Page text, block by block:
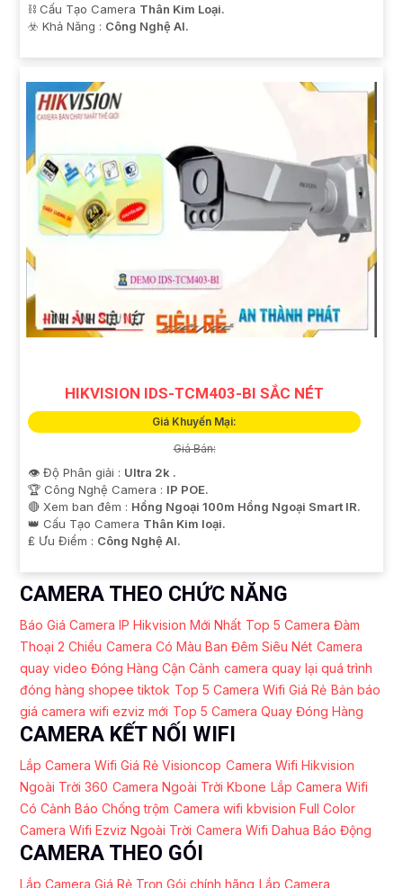
⛓ Cấu Tạo Camera Thân Kim Loại.
️☣️ Khả Năng : Công Nghệ AI.
HIKVISION IDS-TCM403-BI SẮC NÉT
Giá Khuyến Mại:
Giá Bán:
👁 Độ Phân giải : Ultra 2k .
🏆 Công Nghệ Camera : IP POE.
🔴 Xem ban đêm : Hồng Ngoại 100m Hồng Ngoại Smart IR.
👑 Cấu Tạo Camera Thân Kim loại.
️₤ Ưu Điểm : Công Nghệ AI.
CAMERA THEO CHỨC NĂNG
Báo Giá Camera IP Hikvision Mới Nhất Top 5 Camera Đàm
Thoại 2 Chiều Camera Có Màu Ban Đêm Siêu Nét Camera
quay video Đóng Hàng Cận Cảnh camera quay lại quá trình
đóng hàng shopee tiktok Top 5 Camera Wifi Giá Rẻ Bản báo
giá camera wifi ezviz mới Top 5 Camera Quay Đóng Hàng
CAMERA KẾT NỐI WIFI
Lắp Camera Wifi Giá Rẻ Visioncop Camera Wifi Hikvision
Ngoài Trời 360 Camera Ngoài Trời Kbone Lắp Camera Wifi
Có Cảnh Báo Chống trộm Camera wifi kbvision Full Color
Camera Wifi Ezviz Ngoài Trời Camera Wifi Dahua Báo Động
CAMERA THEO GÓI
Lắp Camera Giá Rẻ Trọn Gói chính hãng Lắp Camera